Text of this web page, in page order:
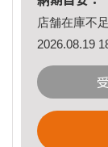
店舗在庫不
2026.08.19